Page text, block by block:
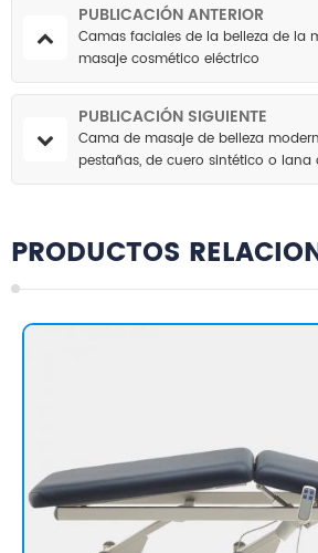
PUBLICACIÓN ANTERIOR
Camas faciales de la belleza de la
masaje cosmético eléctrico
PUBLICACIÓN SIGUIENTE
Cama de masaje de belleza
pestañas, de cuero sintético o
para salón de belleza.
PRODUCTOS